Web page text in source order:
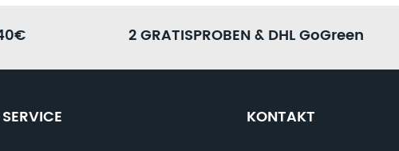
wir dir ein ganzheitliches2 GRATISPROBEN & DHL GoGreen
SERVICE KONTAKT